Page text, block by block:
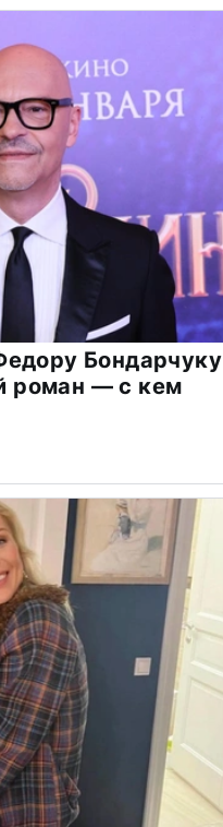
Бондарчуку
роман — с кем